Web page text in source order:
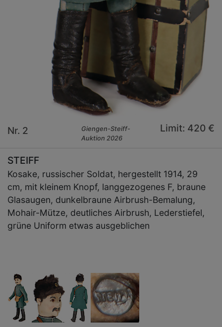
Nr. 2
Giengen-Steiff-
Auktion 2026
Limit: 420 €
STEIFF
Kosake, russischer Soldat, hergestellt 1914, 29
cm, mit kleinem Knopf, langgezogenes F, braune
Glasaugen, dunkelbraune Airbrush-Bemalung,
Mohair-Mütze, deutliches Airbrush, Lederstiefel,
grüne Uniform etwas ausgeblichen